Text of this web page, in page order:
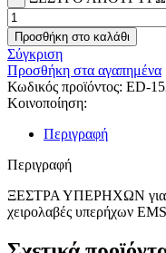
Προσθήκη στο καλάθι
Σύγκριση
Προσθήκη στα αγαπημένα
Κωδικός προϊόντος: ED-
Κοινοποίηση:
Περιγραφή
Περιγραφή
ΞΕΣΤΡΑ ΥΠΕΡΗΧΩΝ για
χειρολαβές υπερήχων